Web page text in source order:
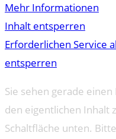
Mehr Informationen
Inhalt entsperren
Erforderlichen Service
entsperren
Sie sehen gerade
den eigentlichen Inhalt
Schaltfläche unten.